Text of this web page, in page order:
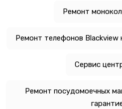
Ремонт
Ремонт телефонов Blackview
Сервис
Ремонт посудомоечных